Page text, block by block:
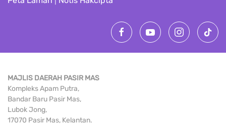
MAJLIS DAERAH PASIR MAS
Kompleks Apam Putra,
Bandar Baru Pasir Mas,
Lubok Jong,
17070 Pasir Mas, Kelantan.